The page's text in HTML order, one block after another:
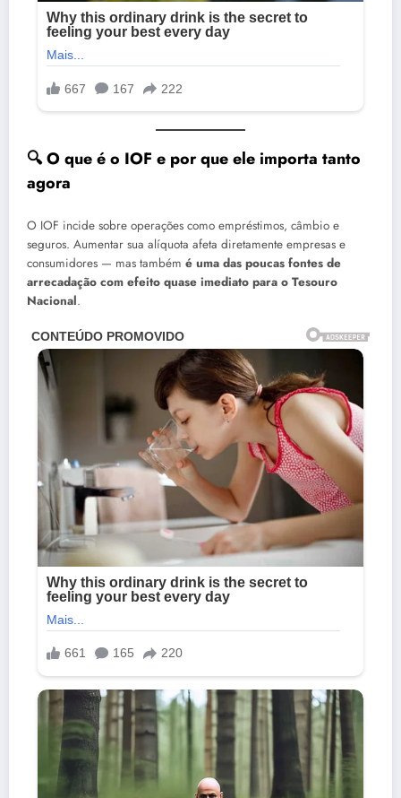
🔍O que é o IOF e por que ele importa tanto
agora
O IOF incide sobre operações como empréstimos, câmbio e
seguros. Aumentar sua alíquota afeta diretamente empresas e
consumidores — mas também é uma das poucas fontes de
arrecadação com efeito quase imediato para o Tesouro
Nacional.